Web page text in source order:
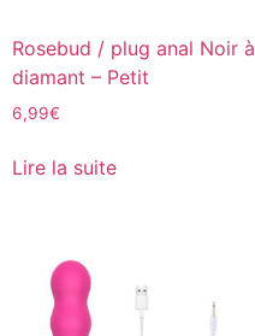
Rosebud / plug anal Noir à
diamant – Petit
6,99€
Lire la suite